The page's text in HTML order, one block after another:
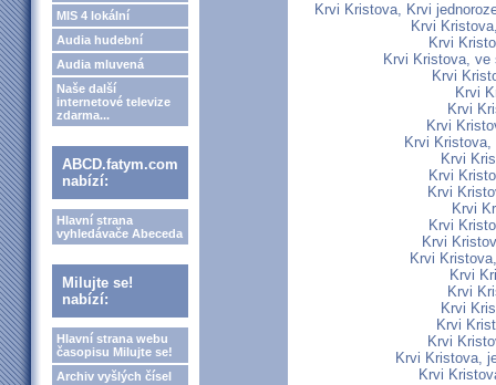
MIS 4 lokální
Audia hudební
Audia mluvená
Naše další
internetové televize
zdarma...
ABCD.fatym.com
nabízí:
Hlavní strana
vyhledávače Abeceda
Milujte se!
nabízí:
Hlavní strana webu
časopisu Milujte se!
Archiv vyšlých čísel
Krvi Kristova, Krvi
Krvi
Krvi
Krvi Kristova,
Krvi
Krvi
Krvi
Krvi
Krvi
Krvi
Krvi
Krvi
Krvi
Krvi
Krvi
Krvi
Krvi
Krvi
Krvi
Krvi
Krvi
Krvi Kristova,
Krvi